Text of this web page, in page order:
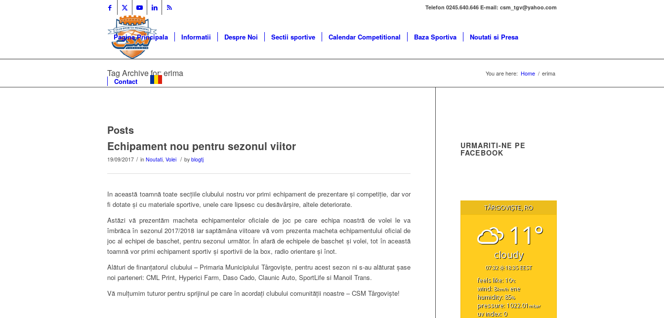
Telefon 0245.640.646 E-mail: csm_tgv@yahoo.com
Pagina Principala Informatii Despre Noi Sectii sportive Calendar Competitional Baza Sportiva Noutati si Presa
Contact
Tag Archive for: erima You are here: Home / erima
Posts
Echipament nou pentru sezonul viitor
19/09/2017 / in Noutati, Volei / by blogtj
In această toamnă toate secțiile clubului nostru vor primi echipament de prezentare și competiție, dar vor
fi dotate și cu materiale sportive, unele care lipsesc cu desăvârșire, altele deteriorate.
Astăzi vă prezentăm macheta echipamentelor oficiale de joc pe care echipa noastră de volei le va
îmbrăca în sezonul 2017/2018 iar saptămâna viitoare vă vom prezenta macheta echipamentului oficial de
joc al echipei de baschet, pentru sezonul următor. În afară de echipele de baschet și volei, tot în această
toamnă vor primi echipament sportiv și sportivii de la box, radio orientare și înot.
Alături de finanțatorul clubului – Primaria Municipiului Târgoviște, pentru acest sezon ni s-au alăturat șase
noi parteneri: CML Print, Hyperici Farm, Daso Cado, Claunic Auto, SportLife si Manoil Trans.
Vă mulțumim tuturor pentru sprijinul pe care în acordați clubului comunității noastre – CSM Târgoviște!
URMARITI-NE PE
FACEBOOK
TÂRGOVIȘTE, RO
11°
cloudy
07:32 18:35 EEST
feels like: 10°c
wind: 8km/hene
humidity: 85%
pressure: 1022.01 mbar
uv index: 0